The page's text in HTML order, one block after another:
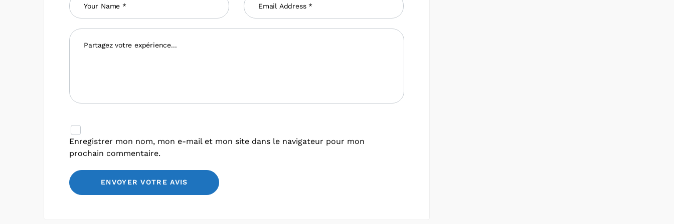
Enregistrer mon nom, mon e-mail et mon site dans le navigateur pour mon
prochain commentaire.